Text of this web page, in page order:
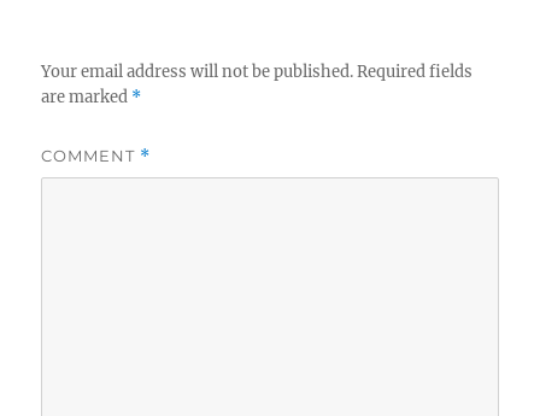
Your email address will not be published. Required fields
are marked *
COMMENT *